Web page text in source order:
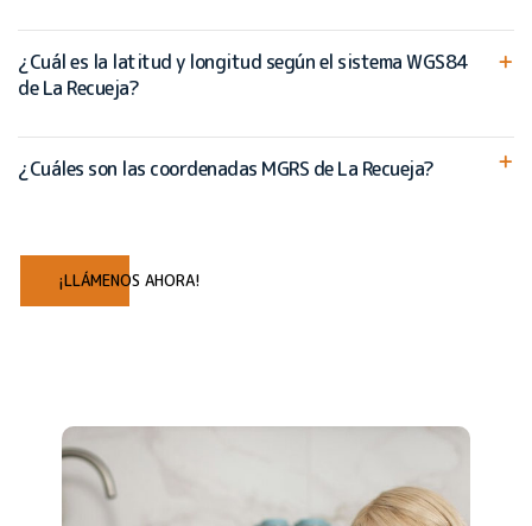
¿Cuál es la latitud y longitud según el sistema WGS84
de La Recueja?
¿Cuáles son las coordenadas MGRS de La Recueja?
¡LLÁMENOS AHORA!